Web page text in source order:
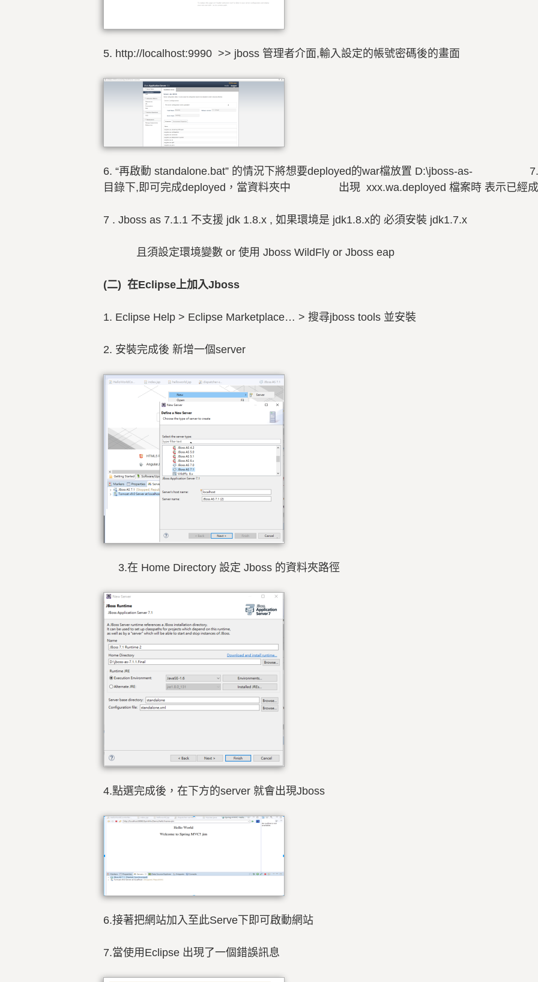
5. http://localhost:9990 >> jboss 管理者介面,輸入設定的帳號密碼後的畫面
6. “再啟動 standalone.bat” 的情況下將想要deployed的war檔放置 D:\jboss-as-
目錄下,即可完成deployed，當資料夾中 出現 xxx.wa.deployed 檔案時 表示已經成
7 . Jboss as 7.1.1 不支援 jdk 1.8.x , 如果環境是 jdk1.8.x的 必須安裝 jdk1.7.x
且須設定環境變數 or 使用 Jboss WildFly or Jboss eap
(二) 在Eclipse上加入Jboss
1. Eclipse Help > Eclipse Marketplace… > 搜尋jboss tools 並安裝
2. 安裝完成後 新增一個server
3.在 Home Directory 設定 Jboss 的資料夾路徑
4.點選完成後，在下方的server 就會出現Jboss
6.接著把網站加入至此Serve下即可啟動網站
7.當使用Eclipse 出現了一個錯誤訊息